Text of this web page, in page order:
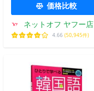
価格比較
ネットオフ ヤフー店
4.66 (50,945件)